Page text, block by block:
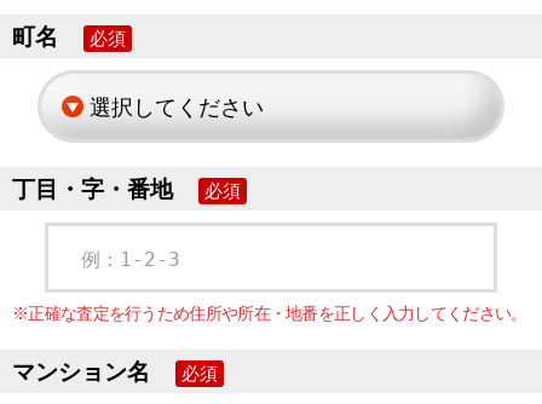
町名 必須
丁目・字・番地 必須
例：1-2-3
※正確な査定を行うため住所や所在・地番を正しく入力してください。
マンション名 必須